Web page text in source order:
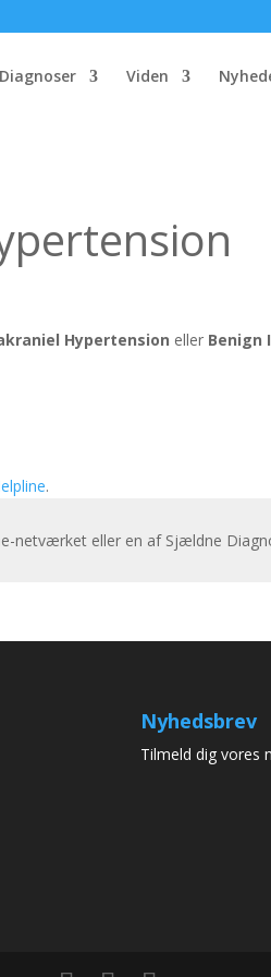
Viden
Hypertension eller Benign
.
netværket eller en af Sjældne
Nyhedsbrev
Tilmeld dig vores